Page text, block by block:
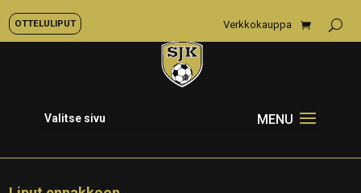
OTTELULIPUT Verkkokauppa
Valitse sivu